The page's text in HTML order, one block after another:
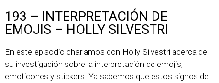
193 – INTERPRETACIÓN DE
EMOJIS – HOLLY SILVESTRI
En este episodio charlamos con Holly Silvestri acerca de
su investigación sobre la interpretación de emojis,
emoticones y stickers. Ya sabemos que estos signos de